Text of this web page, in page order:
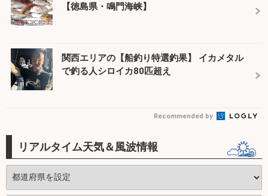
【徳島県・鳴門海峡】
関西エリアの【船釣り特選釣果】 イカメタル
で釣る人シロイカ80匹超え
Recommended by
リアルタイム天気＆風波情報